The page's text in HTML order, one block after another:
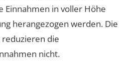
Einnahmen in voller Höhe
herangezogen werden. Die
die
nicht.